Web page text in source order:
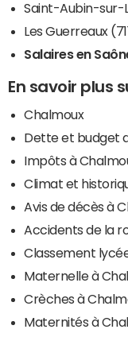
Saint-Aubin-sur-
Les Guerreaux
Salaires en
En savoir plus
Chalmoux
Dette et budget
Impôts à
Climat et
Avis de décès à
Accidents de la
Classement
Maternelle à
Crèches à
Maternités à